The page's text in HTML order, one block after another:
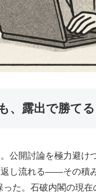
、露出で勝てる
公開討論を極力避け
し流れる――その積
た。石破内閣の現